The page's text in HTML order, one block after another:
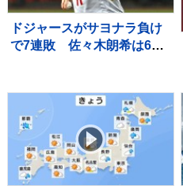
ドジャースがサヨナラ負け
で7連敗 佐々木朗希は6回
回ディアスが2ラン被弾